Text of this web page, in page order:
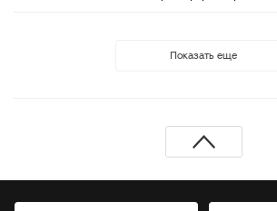
Показать еще